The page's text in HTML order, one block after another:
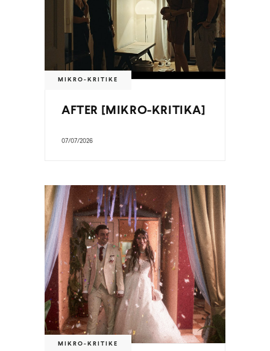
MIKRO-KRITIKE
AFTER [MIKRO-KRITIKA]
07/07/2026
MIKRO-KRITIKE